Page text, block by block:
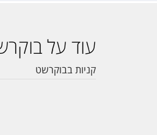
עוד על
קניות בבוקרשט